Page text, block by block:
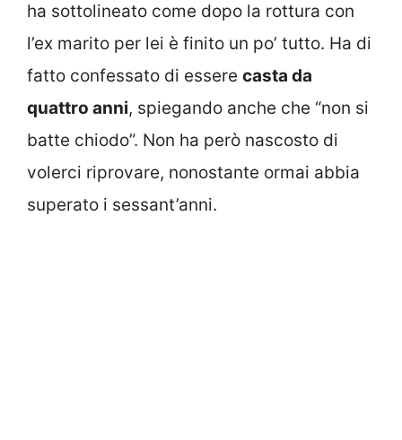
ha sottolineato come dopo la rottura con
l’ex marito per lei è finito un po’ tutto. Ha di
fatto confessato di essere casta da
quattro anni, spiegando anche che “non si
batte chiodo”. Non ha però nascosto di
volerci riprovare, nonostante ormai abbia
superato i sessant’anni.